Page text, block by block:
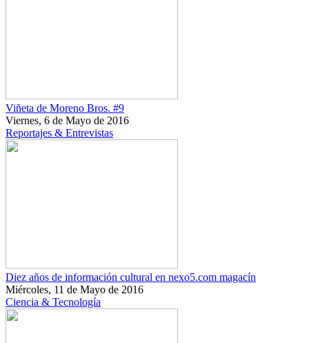
Viñeta de Moreno Bros. #9
Viernes, 6 de Mayo de 2016
Reportajes & Entrevistas
Diez años de información cultural en nexo5.com magacín
Miércoles, 11 de Mayo de 2016
Ciencia & Tecnología